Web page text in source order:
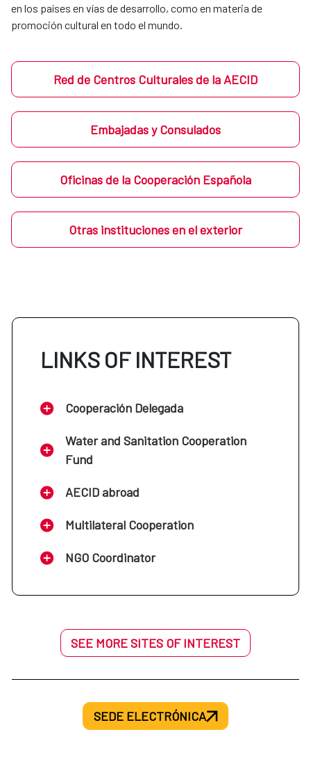
en los países en vías de desarrollo, como en materia de
promoción cultural en todo el mundo.
Red de Centros Culturales de la AECID
Embajadas y Consulados
Oficinas de la Cooperación Española
Otras instituciones en el exterior
LINKS OF INTEREST
Cooperación Delegada
Water and Sanitation Cooperation
Fund
AECID abroad
Multilateral Cooperation
NGO Coordinator
SEE MORE SITES OF INTEREST
SEDE ELECTRÓNICA